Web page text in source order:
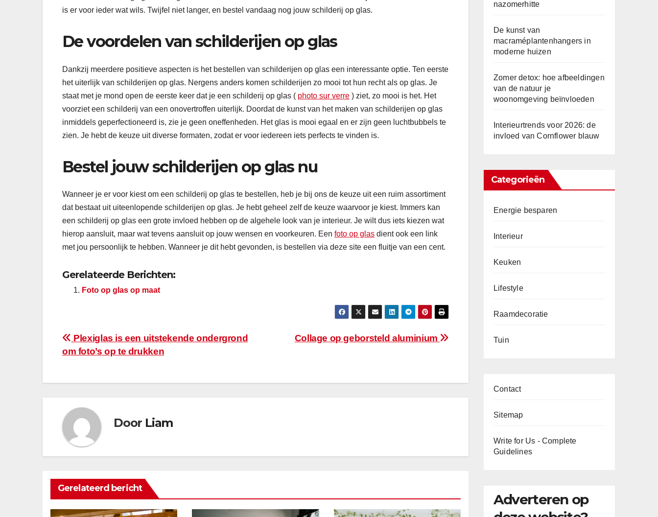
is er voor ieder wat wils. Twijfel niet langer, en bestel vandaag nog jouw schilderij op glas.
De voordelen van schilderijen op glas
Dankzij meerdere positieve aspecten is het bestellen van schilderijen op glas een interessante optie. Ten eerste
het uiterlijk van schilderijen op glas. Nergens anders komen schilderijen zo mooi tot hun recht als op glas. Je
staat met je mond open de eerste keer dat je een schilderij op glas ( photo sur verre ) ziet, zo mooi is het. Het
voorziet een schilderij van een onovertroffen uiterlijk. Doordat de kunst van het maken van schilderijen op glas
inmiddels geperfectioneerd is, zie je geen oneffenheden. Het glas is mooi egaal en er zijn geen luchtbubbels te
zien. Je hebt de keuze uit diverse formaten, zodat er voor iedereen iets perfects te vinden is.
Bestel jouw schilderijen op glas nu
Wanneer je er voor kiest om een schilderij op glas te bestellen, heb je bij ons de keuze uit een ruim assortiment
dat bestaat uit uiteenlopende schilderijen op glas. Je hebt geheel zelf de keuze waarvoor je kiest. Immers kan
een schilderij op glas een grote invloed hebben op de algehele look van je interieur. Je wilt dus iets kiezen wat
hierop aansluit, maar wat tevens aansluit op jouw wensen en voorkeuren. Een foto op glas dient ook een link
met jou persoonlijk te hebben. Wanneer je dit hebt gevonden, is bestellen via deze site een fluitje van een cent.
Gerelateerde Berichten:
Foto op glas op maat
Bericht
navigatie
Collage op geborsteld aluminium
Plexiglas is een uitstekende ondergrond
om foto’s op te drukken
Door Liam
Gerelateerd bericht
nazomerhitte
De kunst van
macraméplantenhangers in
moderne huizen
Zomer detox: hoe afbeeldingen
van de natuur je
woonomgeving beïnvloeden
Interieurtrends voor 2026: de
invloed van Cornflower blauw
Categorieën
Energie besparen
Interieur
Keuken
Lifestyle
Raamdecoratie
Tuin
Contact
Sitemap
Write for Us - Complete
Guidelines
Adverteren op